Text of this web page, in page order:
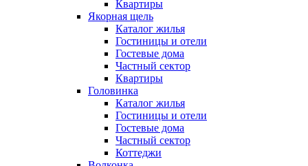
Квартиры
Якорная щель
Каталог жилья
Гостиницы и отели
Гостевые дома
Частный сектор
Квартиры
Головинка
Каталог жилья
Гостиницы и отели
Гостевые дома
Частный сектор
Коттеджи